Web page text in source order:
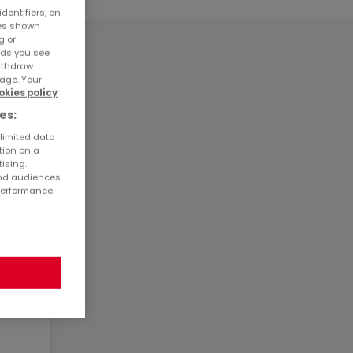
on
shown
or
you see
Your
policy
data
on a
audiences